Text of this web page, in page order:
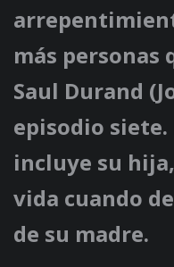
más personas
Saul Durand
episodio siete.
incluye su
vida cuando
de su madre.